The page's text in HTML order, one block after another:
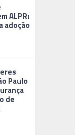
ALPR:
adoção
Paulo
de